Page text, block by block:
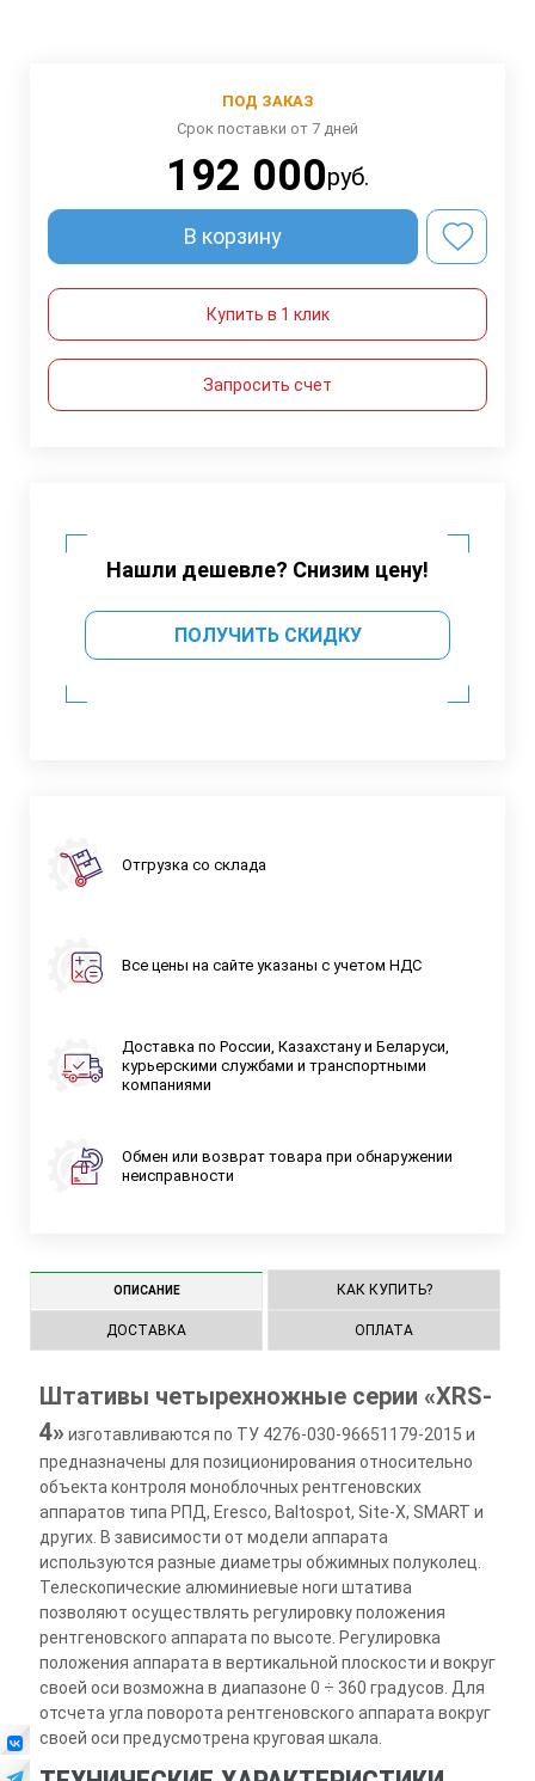
ПОД ЗАКАЗ
Срок поставки от 7 дней
192 000руб.
В корзину
Купить в 1 клик
Запросить счет
Нашли дешевле? Снизим цену!
ПОЛУЧИТЬ СКИДКУ
Отгрузка со склада
Все цены на сайте указаны с учетом НДС
Доставка по России, Казахстану и Беларуси,
курьерскими службами и транспортными
компаниями
Обмен или возврат товара при обнаружении
неисправности
ОПИСАНИЕ КАК КУПИТЬ?
ДОСТАВКА ОПЛАТА
Штативы четырехножные серии «XRS-
4» изготавливаются по ТУ 4276-030-96651179-2015 и
предназначены для позиционирования относительно
объекта контроля моноблочных рентгеновских
аппаратов типа РПД, Eresco, Baltospot, Site-X, SMART и
других. В зависимости от модели аппарата
используются разные диаметры обжимных полуколец.
Телескопические алюминиевые ноги штатива
позволяют осуществлять регулировку положения
рентгеновского аппарата по высоте. Регулировка
положения аппарата в вертикальной плоскости и вокруг
своей оси возможна в диапазоне 0 ÷ 360 градусов. Для
отсчета угла поворота рентгеновского аппарата вокруг
своей оси предусмотрена круговая шкала.